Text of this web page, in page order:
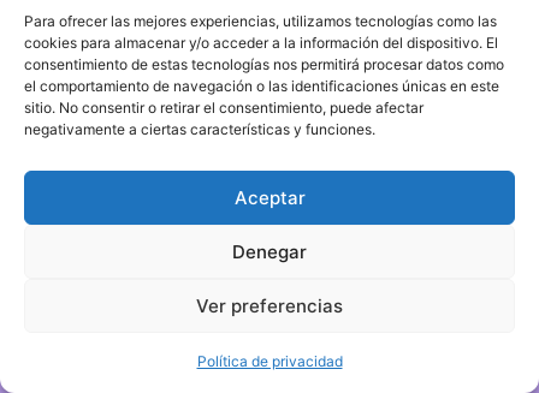
Para ofrecer las mejores experiencias, utilizamos tecnologías como las
cookies para almacenar y/o acceder a la información del dispositivo. El
consentimiento de estas tecnologías nos permitirá procesar datos como
el comportamiento de navegación o las identificaciones únicas en este
sitio. No consentir o retirar el consentimiento, puede afectar
negativamente a ciertas características y funciones.
Aceptar
Denegar
Ver preferencias
Política de privacidad